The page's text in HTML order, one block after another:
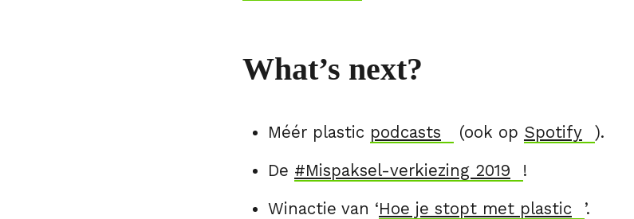
What’s next?
Méér plastic podcasts (ook op Spotify ).
De #Mispaksel-verkiezing 2019
!
Winactie van ‘Hoe je stopt met plastic ’.